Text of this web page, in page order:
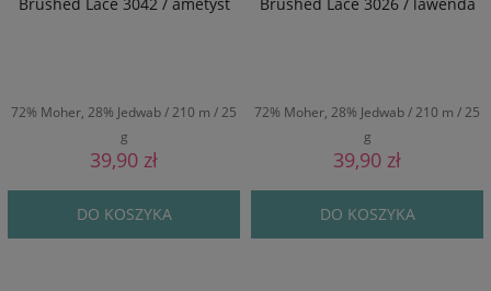
72% Moher, 28% Jedwab / 210 m / 25
g
39,90 zł
DO KOSZYKA
72% Moher, 28% Jedwab / 210 m / 25
g
39,90 zł
DO KOSZYKA